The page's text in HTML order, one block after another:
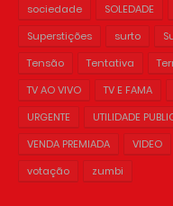
sociedade
SOLEDADE
Superstições
surto
Tensão
Tentativa
TV AO VIVO
TV E FAMA
URGENTE
UTILIDADE
VENDA PREMIADA
VIDEO
votação
zumbi